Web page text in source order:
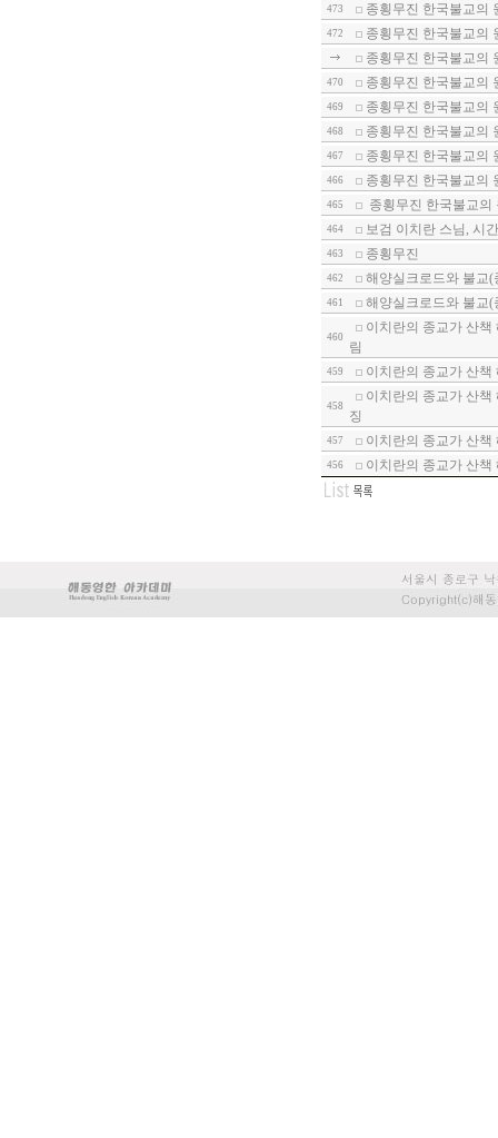
473 종횡무진 한국불교의
472
종횡무진 한국불교의
종횡무진 한국불교의
470 종횡무진 한국불교의
469 종횡무진 한국불교의
468 종횡무진 한국불교의
467 종횡무진 한국불교의
466 종횡무진 한국불교의
465 종횡무진 한국불교
464 보검 이치란 스님, 시
463 종횡무진
462 해양실크로드와 불교
461 해양실크로드와 불교(
460
이치란의 종교가 산
림
459 이치란의 종교가 산
458
이치란의 종교가 산
징
457 이치란의 종교가 산
456 이치란의 종교가 산